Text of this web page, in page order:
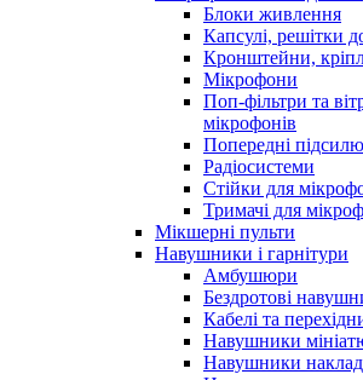
Блоки живлення
Капсулі, решітки
Кронштейни,
Мікрофони
Поп-фільтри та
мікрофонів
Попередні
Радіосистеми
Стійки для
Тримачі для
Мікшерні пульти
Навушники і гарнітури
Амбушюри
Бездротові
Кабелі та
Навушники
Навушники